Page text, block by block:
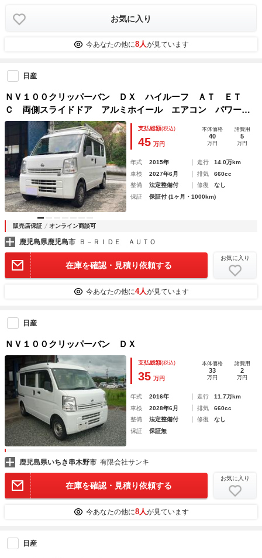
お気に入り
今あなたの他に8人が見ています
日産
ＮＶ１００クリッパーバン ＤＸ ハイルーフ ＡＴ ＥＴ
Ｃ 両側スライドドア アルミホイール エアコン パワース
テアリング 運転席エアバッグ 助手席エアバッグ
支払総額(税込)
45 万円
本体価格
40
万円
諸費用
5
万円
年式 2015年 走行
14.0万km
車検
2027年6月 排気
660cc
整備
法定整備付 修復
なし
保証
保証付 (1ヶ月・1000km)
販売店保証 オンライン商談可
鹿児島県鹿児島市 Ｂ－ＲＩＤＥ ＡＵＴＯ
在庫を確認・見積り依頼する
お気に入り
今あなたの他に4人が見ています
日産
ＮＶ１００クリッパーバン ＤＸ
支払総額(税込)
35 万円
本体価格
33
万円
諸費用
2
万円
年式 2016年 走行
11.7万km
車検
2028年6月 排気
660cc
整備
法定整備付 修復
なし
保証
保証無
鹿児島県いちき串木野市 有限会社サンキ
在庫を確認・見積り依頼する
お気に入り
今あなたの他に8人が見ています
日産